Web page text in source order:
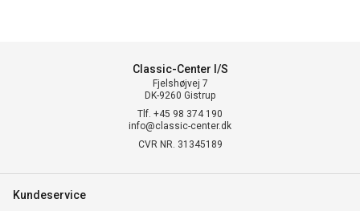
Classic-Center I/S
Fjelshøjvej 7
DK-9260 Gistrup
Tlf. +45 98 374 190
info@classic-center.dk
CVR NR. 31345189
Kundeservice